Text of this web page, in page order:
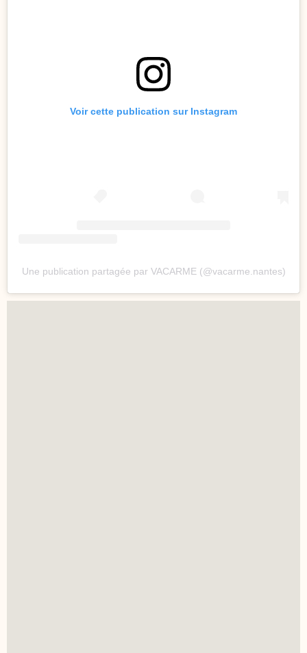
Voir cette publication sur Instagram
Une publication partagée par VACARME (@vacarme.nantes)